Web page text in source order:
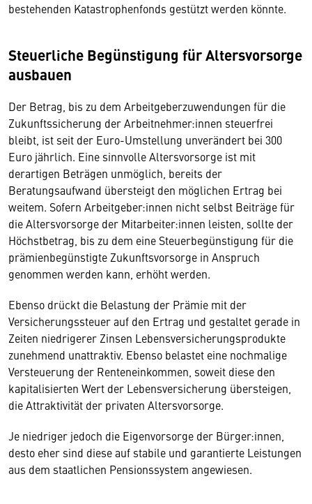
bestehenden Katastrophenfonds gestützt werden könnte.
Steuerliche Begünstigung für Altersvorsorge
ausbauen
Der Betrag, bis zu dem Arbeitgeberzuwendungen für die
Zukunftssicherung der Arbeitnehmer:innen steuerfrei
bleibt, ist seit der Euro-Umstellung unverändert bei 300
Euro jährlich. Eine sinnvolle Altersvorsorge ist mit
derartigen Beträgen unmöglich, bereits der
Beratungsaufwand übersteigt den möglichen Ertrag bei
weitem. Sofern Arbeitgeber:innen nicht selbst Beiträge für
die Altersvorsorge der Mitarbeiter:innen leisten, sollte der
Höchstbetrag, bis zu dem eine Steuerbegünstigung für die
prämienbegünstigte Zukunftsvorsorge in Anspruch
genommen werden kann, erhöht werden.
Ebenso drückt die Belastung der Prämie mit der
Versicherungssteuer auf den Ertrag und gestaltet gerade in
Zeiten niedrigerer Zinsen Lebensversicherungsprodukte
zunehmend unattraktiv. Ebenso belastet eine nochmalige
Versteuerung der Renteneinkommen, soweit diese den
kapitalisierten Wert der Lebensversicherung übersteigen,
die Attraktivität der privaten Altersvorsorge.
Je niedriger jedoch die Eigenvorsorge der Bürger:innen,
desto eher sind diese auf stabile und garantierte Leistungen
aus dem staatlichen Pensionssystem angewiesen.